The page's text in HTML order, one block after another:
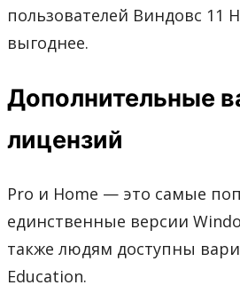
пользователей Виндовс 11
выгоднее.
Дополнительные
лицензий
Pro и Home — это самые
единственные версии
также людям доступны
Education.